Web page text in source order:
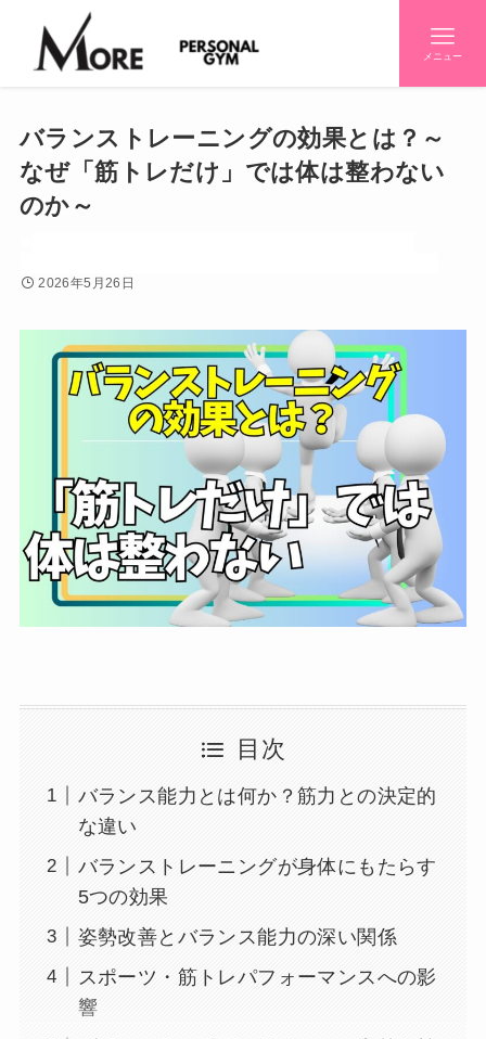
メニュー
バランストレーニングの効果とは？～
なぜ「筋トレだけ」では体は整わない
のか～
2026年5月26日
目次
バランス能力とは何か？筋力との決定的
な違い
バランストレーニングが身体にもたらす
5つの効果
姿勢改善とバランス能力の深い関係
スポーツ・筋トレパフォーマンスへの影
響